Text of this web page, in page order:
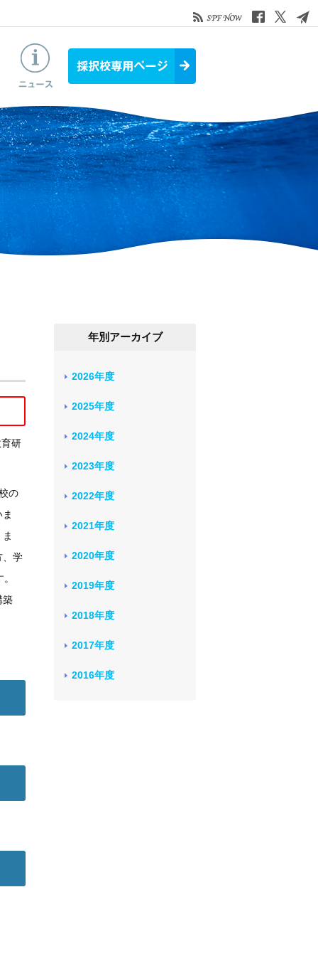
研
の
、学
築
年別アーカイブ
2026年度
2025年度
2024年度
2023年度
2022年度
2021年度
2020年度
2019年度
2018年度
2017年度
2016年度